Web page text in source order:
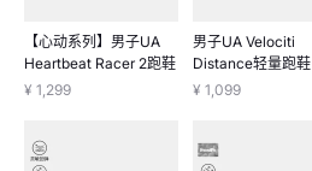
【心动系列】男子UA
Heartbeat Racer 2跑鞋
¥ 1,299
男子UA Velociti
Distance轻量跑鞋
¥ 1,099